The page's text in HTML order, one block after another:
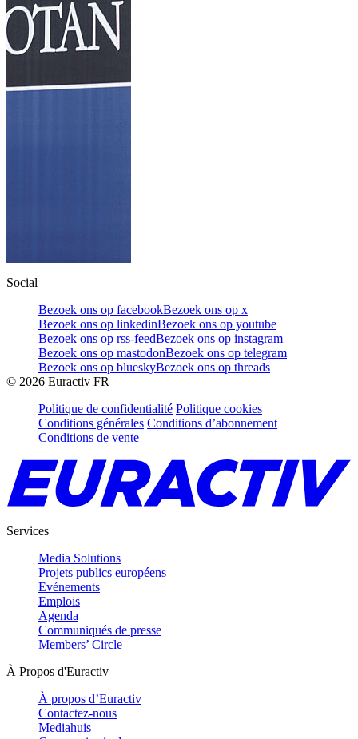
Social
Bezoek ons op facebookBezoek ons op x
Bezoek ons op linkedinBezoek ons op youtube
Bezoek ons op rss-feedBezoek ons op instagram
Bezoek ons op mastodonBezoek ons op telegram
Bezoek ons op blueskyBezoek ons op threads
© 2026 Euractiv FR
Politique de confidentialité Politique cookies
Conditions générales Conditions d’abonnement
Conditions de vente
Services
Media Solutions
Projets publics européens
Evénements
Emplois
Agenda
Communiqués de presse
Members’ Circle
À Propos d'Euractiv
À propos d’Euractiv
Contactez-nous
Mediahuis